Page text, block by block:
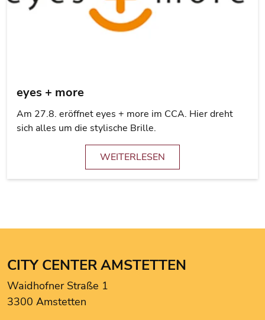
eyes + more
Am 27.8. eröffnet eyes + more im CCA. Hier dreht
sich alles um die stylische Brille.
WEITERLESEN
CITY CENTER AMSTETTEN
Waidhofner Straße 1
3300 Amstetten